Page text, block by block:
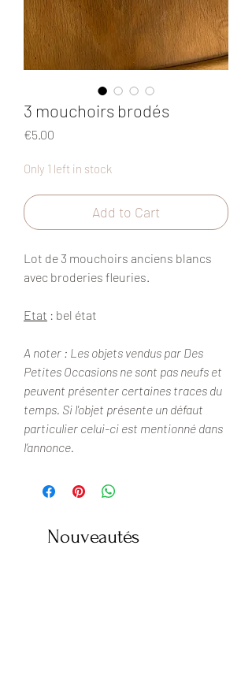
3 mouchoirs brodés
€5.00
Only 1 left in stock
Add to Cart
Lot de 3 mouchoirs anciens blancs
avec broderies fleuries.
Etat : bel état
A noter : Les objets vendus par Des
Petites Occasions ne sont pas neufs et
peuvent présenter certaines traces du
temps. Si l'objet présente un défaut
particulier celui-ci est mentionné dans
l’annonce.
Nouveautés